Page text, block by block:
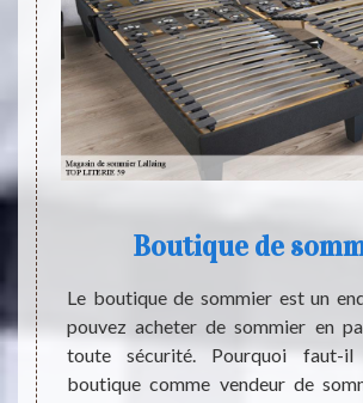
Il
des
Boutique de
Le boutique de sommier est un
pouvez acheter de sommier en
toute sécurité. Pourquoi faut-il
boutique comme vendeur de